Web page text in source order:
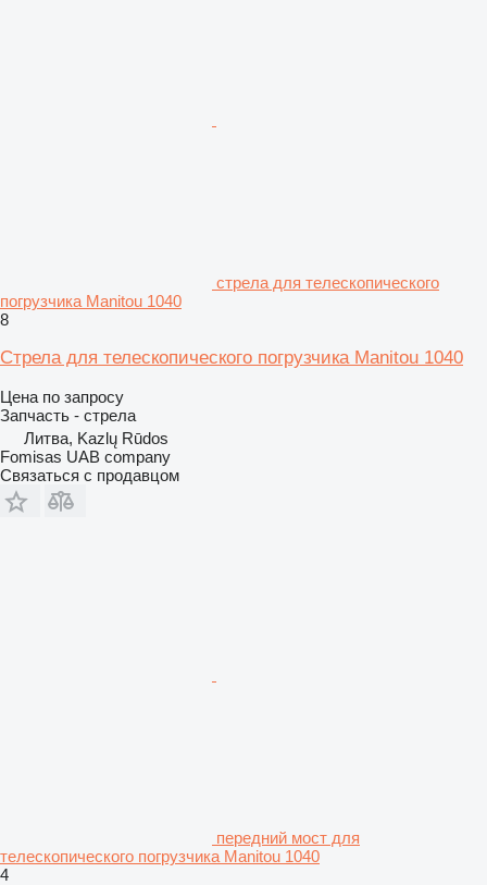
стрела для телескопического
погрузчика Manitou 1040
8
Стрела для телескопического погрузчика Manitou 1040
Цена по запросу
Запчасть - стрела
Литва, Kazlų Rūdos
Fomisas UAB company
Связаться с продавцом
передний мост для
телескопического погрузчика Manitou 1040
4